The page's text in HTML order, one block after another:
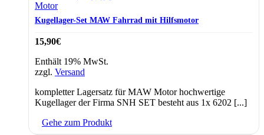
Motor
Kugellager-Set MAW Fahrrad mit Hilfsmotor
15,90€
Enthält 19% MwSt.
zzgl. Versand
kompletter Lagersatz für MAW Motor hochwertige
Kugellager der Firma SNH SET besteht aus 1x 6202 [...]
Gehe zum Produkt